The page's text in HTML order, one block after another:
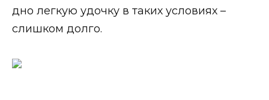
дно легкую удочку в таких условиях –
слишком долго.